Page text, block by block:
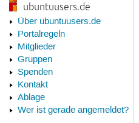
ubuntuusers.de
Über ubuntuusers.de
Portalregeln
Mitglieder
Gruppen
Spenden
Kontakt
Ablage
Wer ist gerade angemeldet?